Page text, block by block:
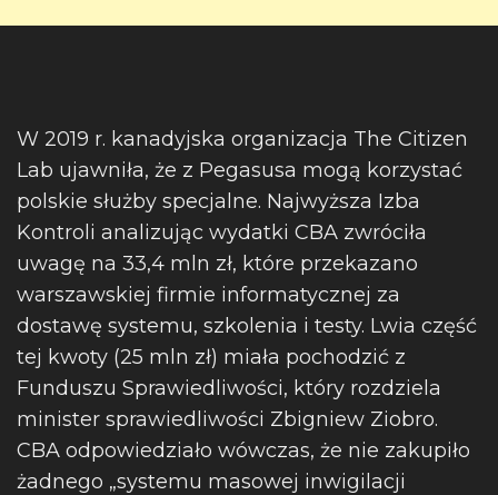
W 2019 r. kanadyjska organizacja The Citizen
Lab ujawniła, że z Pegasusa mogą korzystać
polskie służby specjalne. Najwyższa Izba
Kontroli analizując wydatki CBA zwróciła
uwagę na 33,4 mln zł, które przekazano
warszawskiej firmie informatycznej za
dostawę systemu, szkolenia i testy. Lwia część
tej kwoty (25 mln zł) miała pochodzić z
Funduszu Sprawiedliwości, który rozdziela
minister sprawiedliwości Zbigniew Ziobro.
CBA odpowiedziało wówczas, że nie zakupiło
żadnego „systemu masowej inwigilacji